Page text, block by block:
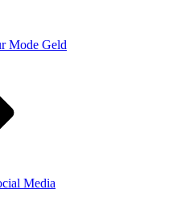
Mode Geld
Media